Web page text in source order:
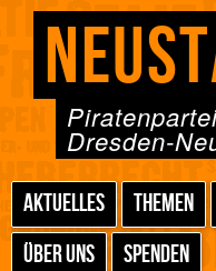
Dresden-
AKTUELLES THEMEN
ÜBER UNS
SPENDEN